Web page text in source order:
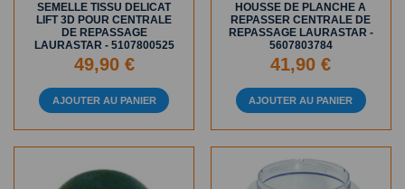
SEMELLE TISSU DELICAT
LIFT 3D POUR CENTRALE
DE REPASSAGE
LAURASTAR - 5107800525
49,90 €
AJOUTER AU PANIER
HOUSSE DE PLANCHE A
REPASSER CENTRALE DE
REPASSAGE LAURASTAR -
5607803784
41,90 €
AJOUTER AU PANIER